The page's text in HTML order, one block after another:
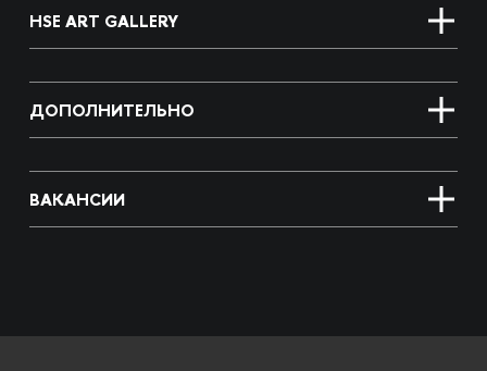
HSE ART GALLERY
ДОПОЛНИТЕЛЬНО
ВАКАНСИИ